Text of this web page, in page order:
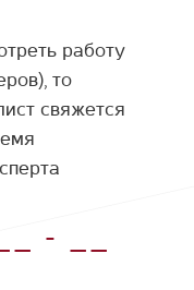
работу
то
свяжется